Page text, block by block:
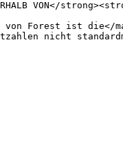
VON</
von Forest ist
nicht